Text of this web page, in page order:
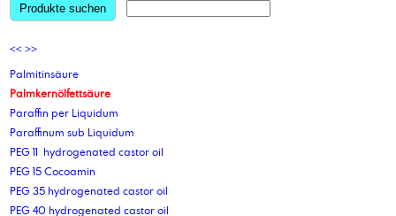
Produkte suchen
<< >>
Palmitinsäure
Palmkernölfettsäure
Paraffin per Liquidum
Paraffinum sub Liquidum
PEG 11 hydrogenated castor oil
PEG 15 Cocoamin
PEG 35 hydrogenated castor oil
PEG 40 hydrogenated castor oil